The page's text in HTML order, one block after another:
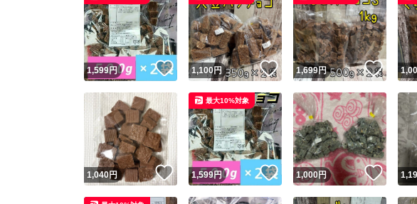
1,599円 いいね！
1,100円 いいね！
1,699円 いい
1,040円 いいね！
1,599円 いいね！
最大10%対象
1,000円 いい